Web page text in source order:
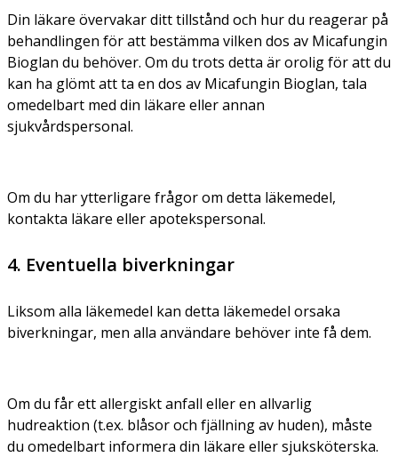
Din läkare övervakar ditt tillstånd och hur du reagerar på
behandlingen för att bestämma vilken dos av Micafungin
Bioglan du behöver. Om du trots detta är orolig för att du
kan ha glömt att ta en dos av Micafungin Bioglan, tala
omedelbart med din läkare eller annan
sjukvårdspersonal.
Om du har ytterligare frågor om detta läkemedel,
kontakta läkare eller apotekspersonal.
4. Eventuella biverkningar
Liksom alla läkemedel kan detta läkemedel orsaka
biverkningar, men alla användare behöver inte få dem.
Om du får ett allergiskt anfall eller en allvarlig
hudreaktion (t.ex. blåsor och fjällning av huden), måste
du omedelbart informera din läkare eller sjuksköterska.